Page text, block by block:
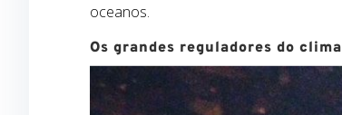
oceanos.
Os grandes reguladores do clima